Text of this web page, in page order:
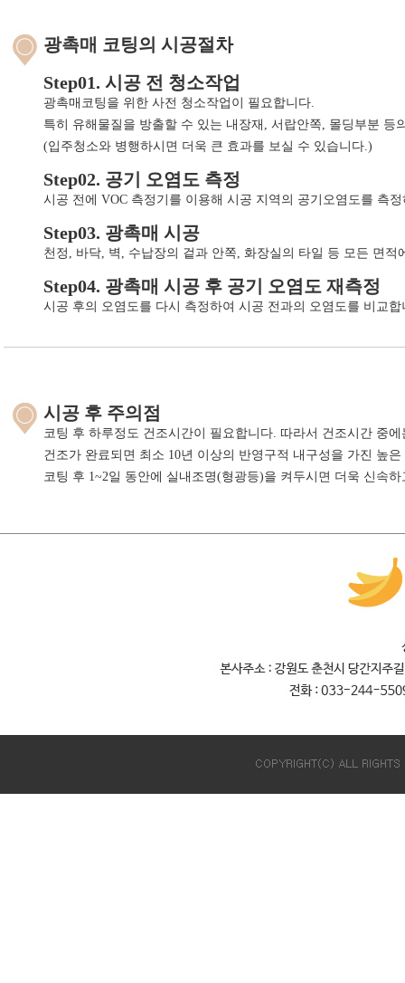
광촉매 코팅의 시공절차
Step01. 시공 전 청소작업
광촉매코팅을 위한 사전 청소작업이 필요합니다.
특히 유해물질을 방출할 수 있는 내장재, 서랍안쪽, 몰딩부분 등
(입주청소와 병행하시면 더욱 큰 효과를 보실 수 있습니다.)
Step02. 공기 오염도 측정
시공 전에 VOC 측정기를 이용해 시공 지역의 공기오염도를 측
Step03. 광촉매 시공
천정, 바닥, 벽, 수납장의 겉과 안쪽, 화장실의 타일 등 모든 면적
Step04. 광촉매 시공 후 공기 오염도 재측정
시공 후의 오염도를 다시 측정하여 시공 전과의 오염도를 비교합
시공 후 주의점
코팅 후 하루정도 건조시간이 필요합니다. 따라서 건조시간 중
건조가 완료되면 최소 10년 이상의 반영구적 내구성을 가진 높
코팅 후 1~2일 동안에 실내조명(형광등)을 켜두시면 더욱 신속